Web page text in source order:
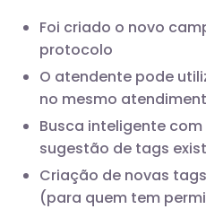
Foi criado o novo
protocolo
O atendente pode
no mesmo
Busca inteligente
sugestão de tags
Criação de novas
(para quem tem